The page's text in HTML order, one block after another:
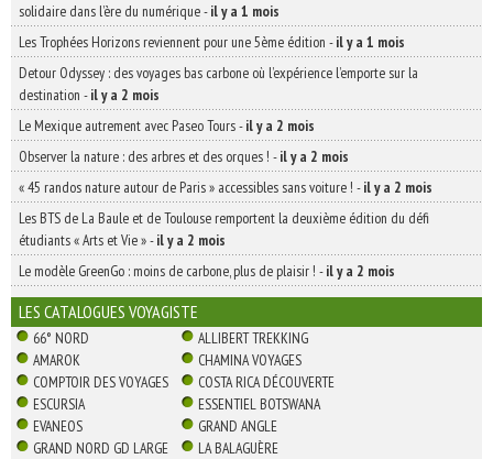
solidaire dans l’ère du numérique-il y a 1 mois
Les Trophées Horizons reviennent pour une 5ème édition -il y a 1 mois
Detour Odyssey : des voyages bas carbone où l’expérience l’emporte sur la
destination -il y a 2 mois
Le Mexique autrement avec Paseo Tours-il y a 2 mois
Observer la nature : des arbres et des orques ! -il y a 2 mois
« 45 randos nature autour de Paris » accessibles sans voiture ! -il y a 2 mois
Les BTS de La Baule et de Toulouse remportent la deuxième édition du défi
étudiants « Arts et Vie »-il y a 2 mois
Le modèle GreenGo : moins de carbone, plus de plaisir ! -il y a 2 mois
LES CATALOGUES VOYAGISTE
66° NORD
ALLIBERT TREKKING
AMAROK
CHAMINA VOYAGES
COMPTOIR DES VOYAGES
COSTA RICA DÉCOUVERTE
ESCURSIA
ESSENTIEL BOTSWANA
EVANEOS
GRAND ANGLE
GRAND NORD GD LARGE
LA BALAGUÈRE